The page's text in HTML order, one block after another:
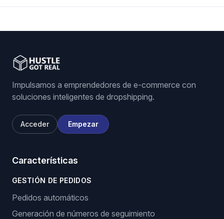
Impulsamos a emprendedores de e-commerce con
soluciones inteligentes de dropshipping.
Acceder Empezar
Características
GESTIÓN DE PEDIDOS
Pedidos automáticos
Generación de números de seguimiento